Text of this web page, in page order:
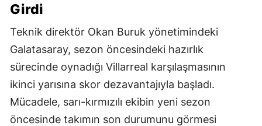
Girdi
Teknik direktör Okan Buruk yönetimindeki
Galatasaray, sezon öncesindeki hazırlık
sürecinde oynadığı Villarreal karşılaşmasının
ikinci yarısına skor dezavantajıyla başladı.
Mücadele, sarı-kırmızılı ekibin yeni sezon
öncesinde takımın son durumunu görmesi